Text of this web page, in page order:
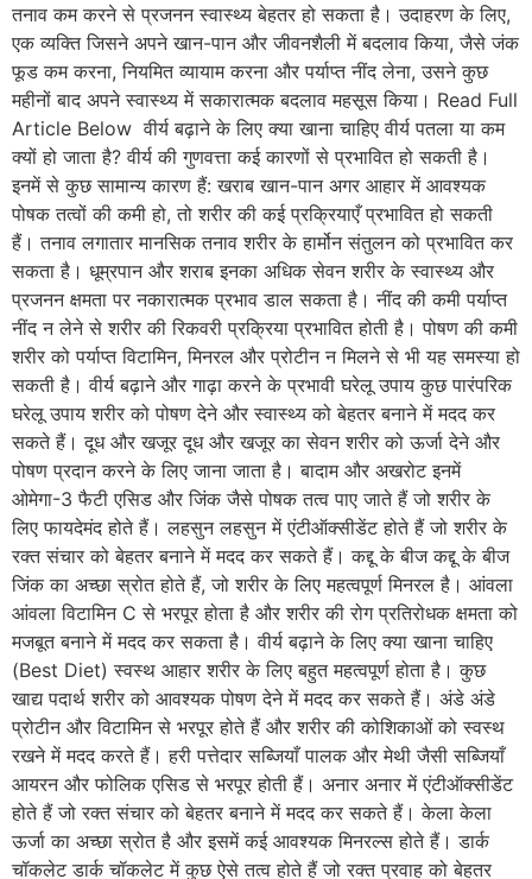
तनाव कम करने से प्रजनन स्वास्थ्य बेहतर हो सकता है। उदाहरण के लिए,
एक व्यक्ति जिसने अपने खान-पान और जीवनशैली में बदलाव किया, जैसे जंक
फूड कम करना, नियमित व्यायाम करना और पर्याप्त नींद लेना, उसने कुछ
महीनों बाद अपने स्वास्थ्य में सकारात्मक बदलाव महसूस किया। Read Full
Article Below वीर्य बढ़ाने के लिए क्या खाना चाहिए वीर्य पतला या कम
क्यों हो जाता है? वीर्य की गुणवत्ता कई कारणों से प्रभावित हो सकती है।
इनमें से कुछ सामान्य कारण हैं: खराब खान-पान अगर आहार में आवश्यक
पोषक तत्वों की कमी हो, तो शरीर की कई प्रक्रियाएँ प्रभावित हो सकती
हैं। तनाव लगातार मानसिक तनाव शरीर के हार्मोन संतुलन को प्रभावित कर
सकता है। धूम्रपान और शराब इनका अधिक सेवन शरीर के स्वास्थ्य और
प्रजनन क्षमता पर नकारात्मक प्रभाव डाल सकता है। नींद की कमी पर्याप्त
नींद न लेने से शरीर की रिकवरी प्रक्रिया प्रभावित होती है। पोषण की कमी
शरीर को पर्याप्त विटामिन, मिनरल और प्रोटीन न मिलने से भी यह समस्या हो
सकती है। वीर्य बढ़ाने और गाढ़ा करने के प्रभावी घरेलू उपाय कुछ पारंपरिक
घरेलू उपाय शरीर को पोषण देने और स्वास्थ्य को बेहतर बनाने में मदद कर
सकते हैं। दूध और खजूर दूध और खजूर का सेवन शरीर को ऊर्जा देने और
पोषण प्रदान करने के लिए जाना जाता है। बादाम और अखरोट इनमें
ओमेगा-3 फैटी एसिड और जिंक जैसे पोषक तत्व पाए जाते हैं जो शरीर के
लिए फायदेमंद होते हैं। लहसुन लहसुन में एंटीऑक्सीडेंट होते हैं जो शरीर के
रक्त संचार को बेहतर बनाने में मदद कर सकते हैं। कद्दू के बीज कद्दू के बीज
जिंक का अच्छा स्रोत होते हैं, जो शरीर के लिए महत्वपूर्ण मिनरल है। आंवला
आंवला विटामिन C से भरपूर होता है और शरीर की रोग प्रतिरोधक क्षमता को
मजबूत बनाने में मदद कर सकता है। वीर्य बढ़ाने के लिए क्या खाना चाहिए
(Best Diet) स्वस्थ आहार शरीर के लिए बहुत महत्वपूर्ण होता है। कुछ
खाद्य पदार्थ शरीर को आवश्यक पोषण देने में मदद कर सकते हैं। अंडे अंडे
प्रोटीन और विटामिन से भरपूर होते हैं और शरीर की कोशिकाओं को स्वस्थ
रखने में मदद करते हैं। हरी पत्तेदार सब्जियाँ पालक और मेथी जैसी सब्जियाँ
आयरन और फोलिक एसिड से भरपूर होती हैं। अनार अनार में एंटीऑक्सीडेंट
होते हैं जो रक्त संचार को बेहतर बनाने में मदद कर सकते हैं। केला केला
ऊर्जा का अच्छा स्रोत है और इसमें कई आवश्यक मिनरल्स होते हैं। डार्क
चॉकलेट डार्क चॉकलेट में कुछ ऐसे तत्व होते हैं जो रक्त प्रवाह को बेहतर